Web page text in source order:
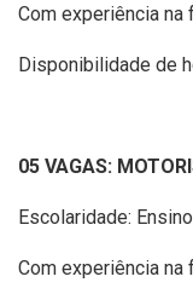
Com experiência na
Disponibilidade de
05 VAGAS:
Escolaridade:
Com experiência na